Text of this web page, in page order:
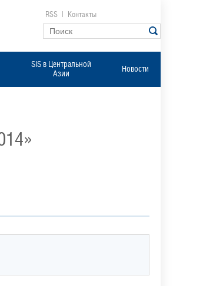
RSS Контакты
SIS в Центральной
Азии
Новости